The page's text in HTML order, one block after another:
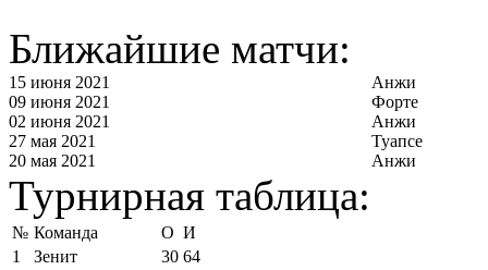
Ближайшие матчи:
15 июня 2021
Анжи
09 июня 2021
Форте
02 июня 2021
Анжи
27 мая 2021
Туапсе
20 мая 2021
Анжи
Турнирная таблица:
№ Команда О И
1
Зенит 30 64